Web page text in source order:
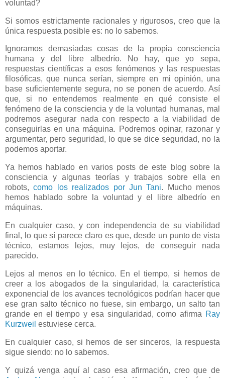
voluntad?
Si somos estrictamente racionales y rigurosos, creo que la
única respuesta posible es: no lo sabemos.
Ignoramos demasiadas cosas de la propia consciencia
humana y del libre albedrío. No hay, que yo sepa,
respuestas científicas a esos fenómenos y las respuestas
filosóficas, que nunca serían, siempre en mi opinión, una
base suficientemente segura, no se ponen de acuerdo. Así
que, si no entendemos realmente en qué consiste el
fenómeno de la consciencia y de la voluntad humanas, mal
podremos asegurar nada con respecto a la viabilidad de
conseguirlas en una máquina. Podremos opinar, razonar y
argumentar, pero seguridad, lo que se dice seguridad, no la
podemos aportar.
Ya hemos hablado en varios posts de este blog sobre la
consciencia y algunas teorías y trabajos sobre ella en
robots,como los realizados por Jun Tani. Mucho menos
hemos hablado sobre la voluntad y el libre albedrío en
máquinas.
En cualquier caso, y con independencia de su viabilidad
final, lo que sí parece claro es que, desde un punto de vista
técnico, estamos lejos, muy lejos, de conseguir nada
parecido.
Lejos al menos en lo técnico. En el tiempo, si hemos de
creer a los abogados de la singularidad, la característica
exponencial de los avances tecnológicos podrían hacer que
ese gran salto técnico no fuese, sin embargo, un salto tan
grande en el tiempo y esa singularidad, como afirma Ray
Kurzweil estuviese cerca.
En cualquier caso, si hemos de ser sinceros, la respuesta
sigue siendo: no lo sabemos.
Y quizá venga aquí al caso esa afirmación, creo que de